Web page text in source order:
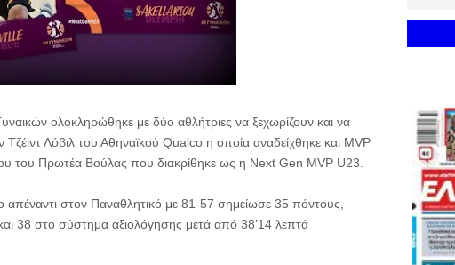
ολοκληρώθηκε με δύο αθλήτριες να ξεχωρίζουν και να
Τζέιντ Λόβιλ του Αθηναϊκού Qualco η οποία αναδείχθηκε και MVP
του Πρωτέα Βούλας που διακρίθηκε ως η Next Gen MVP U23.
απέναντι στον Παναθλητικό με 81-57 σημείωσε 35 πόντους,
38 στο σύστημα αξιολόγησης μετά από 38’14 λεπτά